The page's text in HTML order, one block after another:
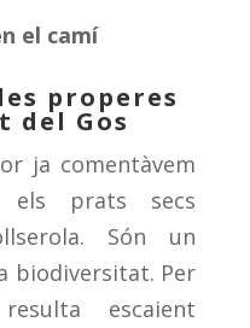
el camí
properes
del Gos
ja comentàvem
els prats secs
Són un
biodiversitat. Per
escaient